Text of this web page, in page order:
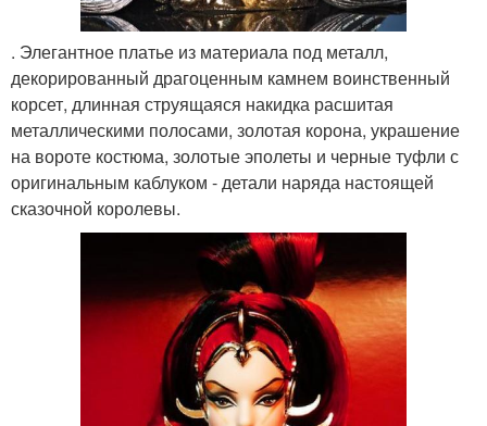
. Элегантное платье из материала под металл,
декорированный драгоценным камнем воинственный
корсет, длинная струящаяся накидка расшитая
металлическими полосами, золотая корона, украшение
на вороте костюма, золотые эполеты и черные туфли с
оригинальным каблуком - детали наряда настоящей
сказочной королевы.